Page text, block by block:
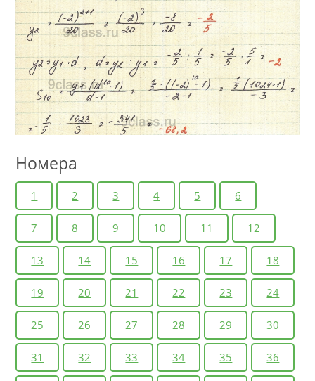
Номера
1 2 3 4 5 6
7 8 9 10 11 12
13 14 15 16 17 18
19 20 21 22 23 24
25 26 27 28 29 30
31 32 33 34 35 36